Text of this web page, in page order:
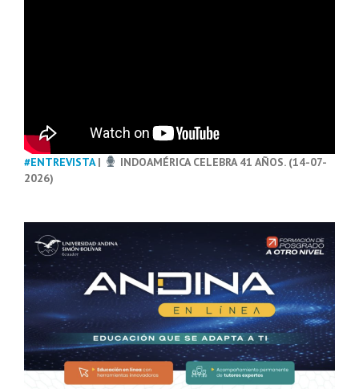
#ENTREVISTA|
INDOAMÉRICA CELEBRA 41 AÑOS. (14-07-
2026)